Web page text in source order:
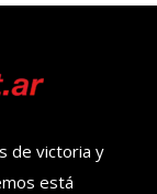
de victoria y
está